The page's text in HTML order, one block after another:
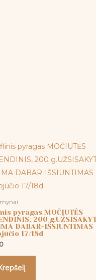
pyragas MOČIUTĖS
200
DABAR-IŠSIUNTIMAS
17/18d